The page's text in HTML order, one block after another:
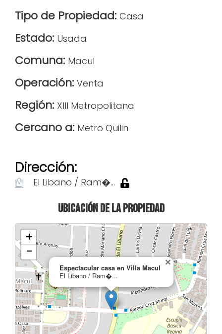
Tipo de Propiedad: Casa
Estado: Usada
Comuna: Macul
Operación: Venta
Región: XIII Metropolitana
Cercano a: Metro Quilin
Dirección:
El Libano / Ram�...
Ubicación de la propiedad
Espectacular casa en Villa Macul
El Libano / Ram�...
×
+
−